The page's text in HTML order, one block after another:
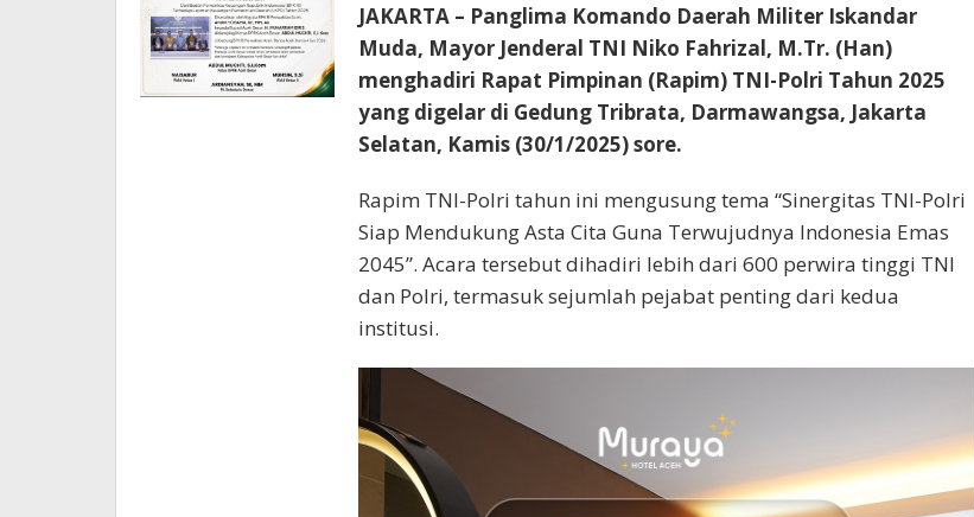
JAKARTA – Panglima Komando Daerah Militer Iskandar
Muda, Mayor Jenderal TNI Niko Fahrizal, M.Tr. (Han)
menghadiri Rapat Pimpinan (Rapim) TNI-Polri Tahun 2025
yang digelar di Gedung Tribrata, Darmawangsa, Jakarta
Selatan, Kamis (30/1/2025) sore.
Rapim TNI-Polri tahun ini mengusung tema “Sinergitas TNI-Polri
Siap Mendukung Asta Cita Guna Terwujudnya Indonesia Emas
2045”. Acara tersebut dihadiri lebih dari 600 perwira tinggi TNI
dan Polri, termasuk sejumlah pejabat penting dari kedua
institusi.